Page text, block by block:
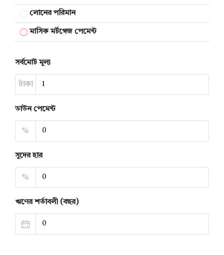
লোনের পরিমান
মাসিক মর্টগেজ পেমেন্ট
সর্বমোট মূল্য
টাকা
ডাউন পেমেন্ট
%
সুদের হার
%
ঋণের শর্তাবলী (বছর)